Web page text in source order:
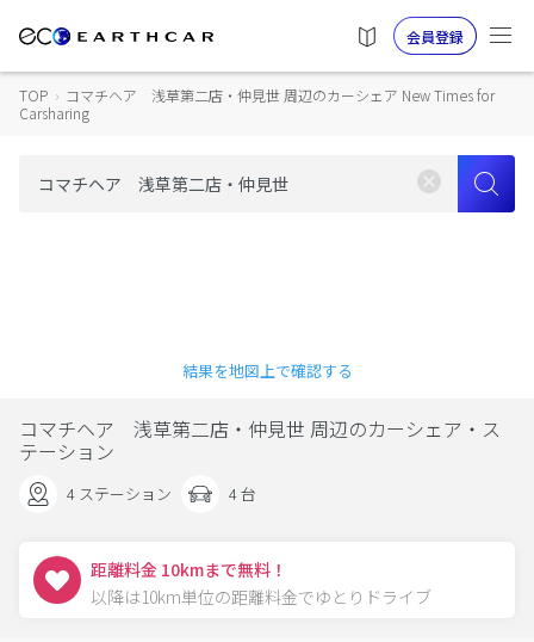
会員登録
TOP › コマチヘア 浅草第二店・仲見世 周辺のカーシェア New Times for
Carsharing
結果を地図上で確認する
コマチヘア 浅草第二店・仲見世 周辺のカーシェア・ス
テーション
4 ステーション 4 台
距離料金 10kmまで無料！
以降は10km単位の距離料金でゆとりドライブ